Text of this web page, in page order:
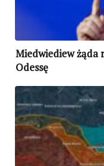
Miedwiediew żąda
Odessę